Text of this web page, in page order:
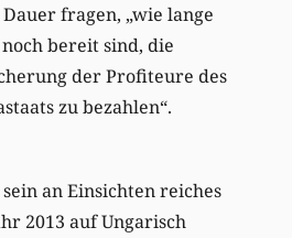
fragen, „wie lange
bereit sind, die
der Profiteure des
zu bezahlen“.
an Einsichten reiches
2013 auf Ungarisch